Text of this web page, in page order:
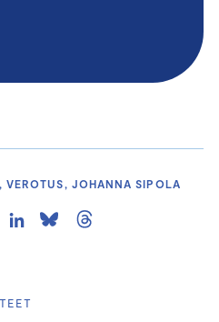
VEROTUS, JOHANNA SIPOLA